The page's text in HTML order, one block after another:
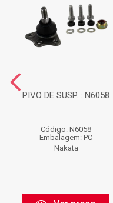
PIVO DE SUSP. : N6058
Código: N6058
Embalagem: PC
Nakata